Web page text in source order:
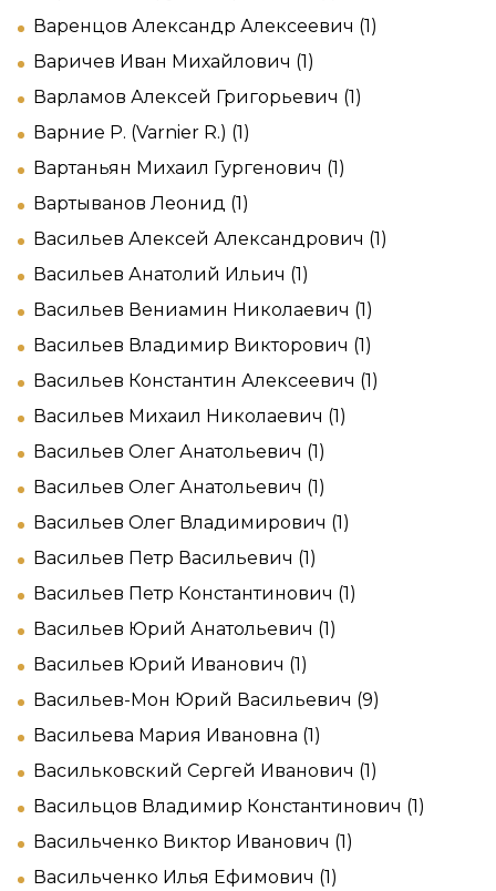
Варенцов Александр Алексеевич (1)
Варичев Иван Михайлович (1)
Варламов Алексей Григорьевич (1)
Варние Р. (Varnier R.) (1)
Вартаньян Михаил Гургенович (1)
Вартыванов Леонид (1)
Васильев Алексей Александрович (1)
Васильев Анатолий Ильич (1)
Васильев Вениамин Николаевич (1)
Васильев Владимир Викторович (1)
Васильев Константин Алексеевич (1)
Васильев Михаил Николаевич (1)
Васильев Олег Анатольевич (1)
Васильев Олег Анатольевич (1)
Васильев Олег Владимирович (1)
Васильев Петр Васильевич (1)
Васильев Петр Константинович (1)
Васильев Юрий Анатольевич (1)
Васильев Юрий Иванович (1)
Васильев-Мон Юрий Васильевич (9)
Васильева Мария Ивановна (1)
Васильковский Сергей Иванович (1)
Васильцов Владимир Константинович (1)
Васильченко Виктор Иванович (1)
Васильченко Илья Ефимович (1)